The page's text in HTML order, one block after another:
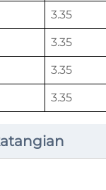
3.35
3.35
3.35
3.35